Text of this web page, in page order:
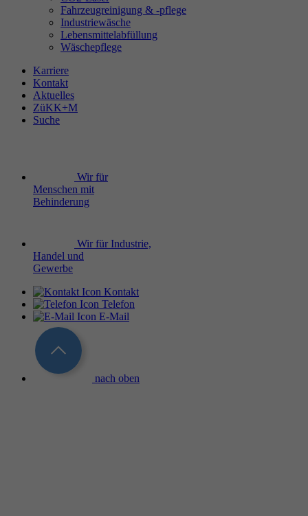
Fahrzeugreinigung & -pflege
Industriewäsche
Lebensmittelabfüllung
Wäschepflege
Karriere
Kontakt
Aktuelles
ZüKK+M
Suche
Wir für
Menschen mit
Behinderung
Wir für Industrie,
Handel und
Gewerbe
Kontakt
Telefon
E-Mail
nach oben